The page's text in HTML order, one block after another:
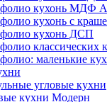
кухонь МДФ
кухонь с
кухонь ДСП
классических
маленькие
угловые кухни
кухни Модерн